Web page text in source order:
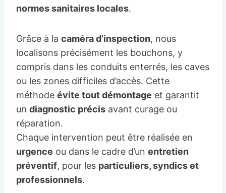
normes sanitaires locales.
Grâce à la caméra d’inspection, nous
localisons précisément les bouchons, y
compris dans les conduits enterrés, les caves
ou les zones difficiles d’accès. Cette
méthode évite tout démontage et garantit
un diagnostic précis avant curage ou
réparation.
Chaque intervention peut être réalisée en
urgence ou dans le cadre d’un entretien
préventif, pour les particuliers, syndics et
professionnels.